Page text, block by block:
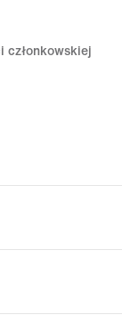
członkowskiej